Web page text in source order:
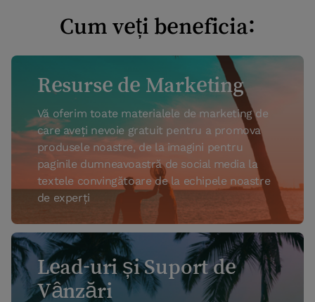
Cum veți beneficia:
Resurse de Marketing
Vă oferim toate materialele de marketing de
care aveți nevoie gratuit pentru a promova
produsele noastre, de la imagini pentru
paginile dumneavoastră de social media la
textele convingătoare de la echipele noastre
de experți
Lead-uri și Suport de
Vânzări